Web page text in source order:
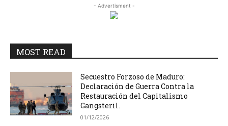
- Advertisment -
MOST READ
Secuestro Forzoso de Maduro:
Declaración de Guerra Contra la
Restauración del Capitalismo
Gangsteril.
01/12/2026